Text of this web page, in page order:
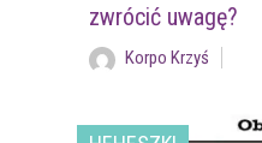
zwrócić uwagę?
Korpo Krzyś